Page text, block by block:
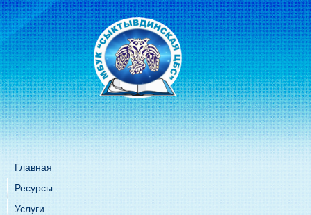
Главная
Ресурсы
Услуги